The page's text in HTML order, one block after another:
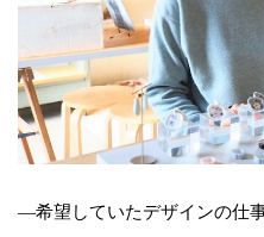
—希望していたデザインの仕